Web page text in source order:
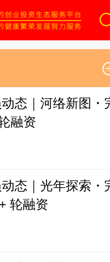
网
态｜河络新图・
融资
态｜光年探索・
轮融资